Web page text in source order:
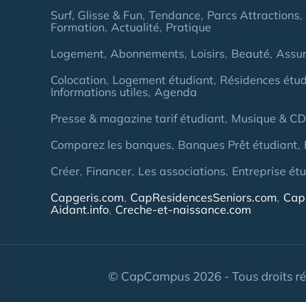
Surf, Glisse & Fun Tendance Parcs Attractions
Formation Actualité Pratique
Logement Abonnements Loisirs Beauté
Colocation Logement étudiant Résidences
Informations utiles Agenda
Presse & magazine tarif étudiant Musique & CD
Comparez les banques Banques Prêt étudiant
Créer Financer Les associations Entreprise
Capgeris.com CapResidencesSeniors.com
Aidant.info Creche-et-naissance.com
© CapCampus 2026 - Tous droits